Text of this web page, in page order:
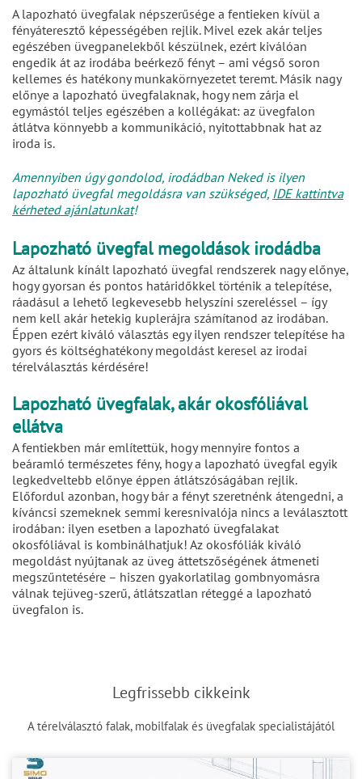
A lapozható üvegfalak népszerűsége a fentieken kívül a
fényáteresztő képességében rejlik. Mivel ezek akár teljes
egészében üvegpanelekből készülnek, ezért kiválóan
engedik át az irodába beérkező fényt – ami végső soron
kellemes és hatékony munkakörnyezetet teremt. Másik nagy
előnye a lapozható üvegfalaknak, hogy nem zárja el
egymástól teljes egészében a kollégákat: az üvegfalon
átlátva könnyebb a kommunikáció, nyitottabbnak hat az
iroda is.
Amennyiben úgy gondolod, irodádban Neked is ilyen
lapozható üvegfal megoldásra van szükséged, IDE kattintva
kérheted ajánlatunkat!
Lapozható üvegfal megoldások irodádba
Az általunk kínált lapozható üvegfal rendszerek nagy előnye,
hogy gyorsan és pontos határidőkkel történik a telepítése,
ráadásul a lehető legkevesebb helyszíni szereléssel – így
nem kell akár hetekig kuplerájra számítanod az irodában.
Éppen ezért kiváló választás egy ilyen rendszer telepítése ha
gyors és költséghatékony megoldást keresel az irodai
térelválasztás kérdésére!
Lapozható üvegfalak, akár okosfóliával
ellátva
A fentiekben már említettük, hogy mennyire fontos a
beáramló természetes fény, hogy a lapozható üvegfal egyik
legkedveltebb előnye éppen átlátszóságában rejlik.
Előfordul azonban, hogy bár a fényt szeretnénk átengedni, a
kíváncsi szemeknek semmi keresnivalója nincs a leválasztott
irodában: ilyen esetben a lapozható üvegfalakat
okosfóliával is kombinálhatjuk! Az okosfóliák kiváló
megoldást nyújtanak az üveg áttetszőségének átmeneti
megszűntetésére – hiszen gyakorlatilag gombnyomásra
válnak tejüveg-szerű, átlátszatlan réteggé a lapozható
üvegfalon is.
Legfrissebb cikkeink
A térelválasztó falak, mobilfalak és üvegfalak specialistájától